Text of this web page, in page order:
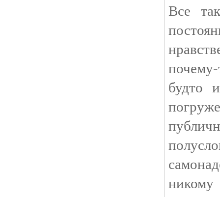
Все
будто